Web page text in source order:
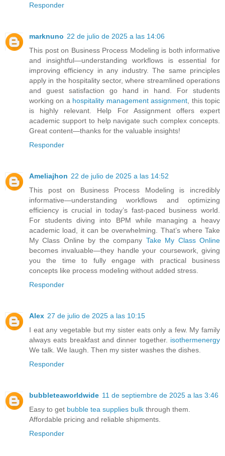
Responder
marknuno 22 de julio de 2025 a las 14:06
This post on Business Process Modeling is both informative
and insightful—understanding workflows is essential for
improving efficiency in any industry. The same principles
apply in the hospitality sector, where streamlined operations
and guest satisfaction go hand in hand. For students
working on a hospitality management assignment , this topic
is highly relevant. Help For Assignment offers expert
academic support to help navigate such complex concepts.
Great content—thanks for the valuable insights!
Responder
Ameliajhon 22 de julio de 2025 a las 14:52
This post on Business Process Modeling is incredibly
informative—understanding workflows and optimizing
efficiency is crucial in today’s fast-paced business world.
For students diving into BPM while managing a heavy
academic load, it can be overwhelming. That’s where Take
My Class Online by the company Take My Class Online
becomes invaluable—they handle your coursework, giving
you the time to fully engage with practical business
concepts like process modeling without added stress.
Responder
Alex 27 de julio de 2025 a las 10:15
I eat any vegetable but my sister eats only a few. My family
always eats breakfast and dinner together. isothermenergy
We talk. We laugh. Then my sister washes the dishes.
Responder
bubbleteaworldwide 11 de septiembre de 2025 a las 3:46
Easy to get bubble tea supplies bulk through them.
Affordable pricing and reliable shipments.
Responder